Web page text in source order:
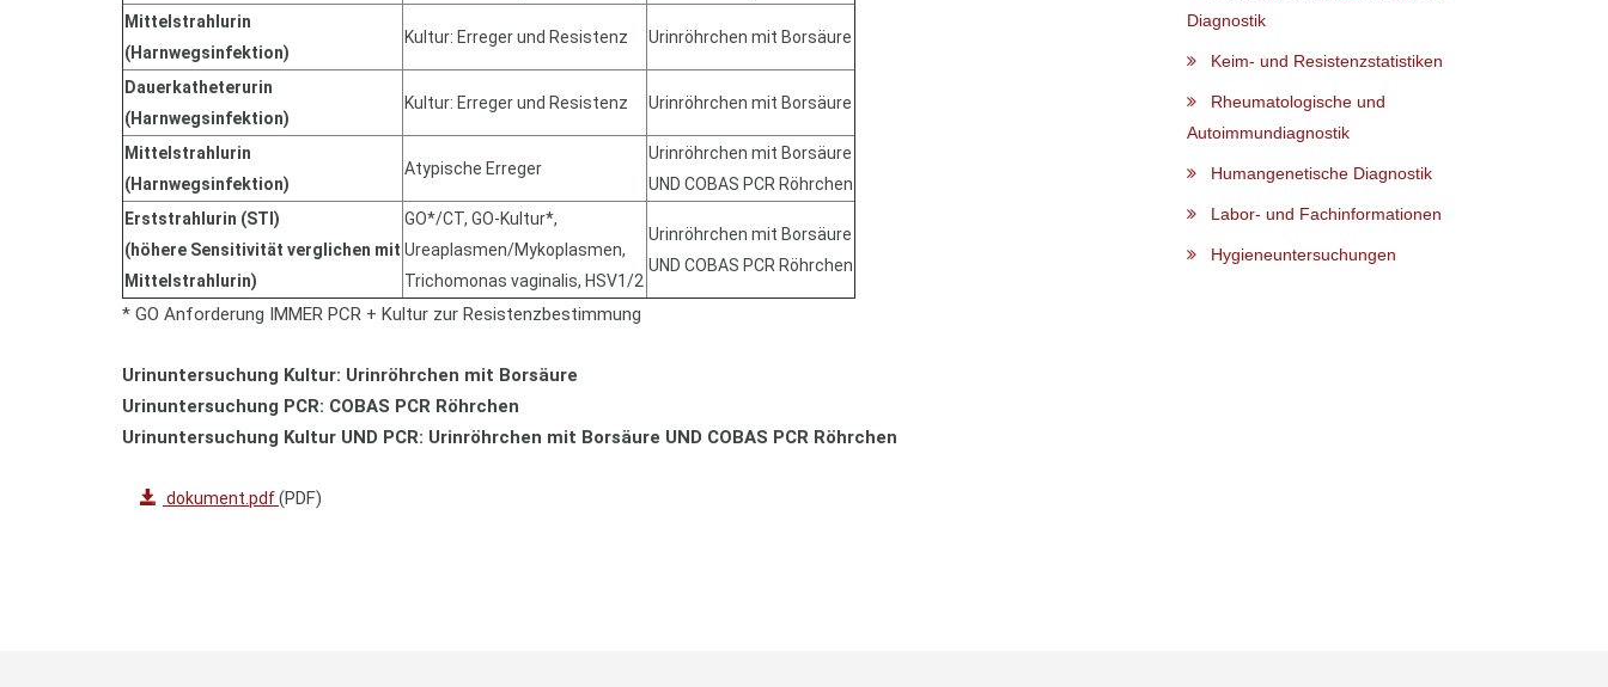
Mittelstrahlurin
(Harnwegsinfektion)
Kultur: Erreger und Resistenz Urinröhrchen mit Borsäure
Dauerkatheterurin
(Harnwegsinfektion)
Kultur: Erreger und Resistenz Urinröhrchen mit Borsäure
Mittelstrahlurin
(Harnwegsinfektion)
Atypische Erreger
Urinröhrchen mit Borsäure
UND COBAS PCR Röhrchen
Erststrahlurin (STI)
(höhere Sensitivität verglichen mit
Mittelstrahlurin)
GO*/CT, GO-Kultur*,
Ureaplasmen/Mykoplasmen,
Trichomonas vaginalis, HSV1/2
Urinröhrchen mit Borsäure
UND COBAS PCR Röhrchen
* GO Anforderung IMMER PCR + Kultur zur Resistenzbestimmung
Urinuntersuchung Kultur: Urinröhrchen mit Borsäure
Urinuntersuchung PCR: COBAS PCR Röhrchen
Urinuntersuchung Kultur UND PCR: Urinröhrchen mit Borsäure UND COBAS PCR Röhrchen
dokument.pdf(PDF)
Diagnostik
Keim- und Resistenzstatistiken
Rheumatologische und
Autoimmundiagnostik
Humangenetische Diagnostik
Labor- und Fachinformationen
Hygieneuntersuchungen